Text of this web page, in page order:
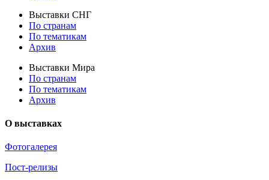
Выставки СНГ
По странам
По тематикам
Архив
Выставки Мира
По странам
По тематикам
Архив
О выставках
Фотогалерея
Пост-релизы